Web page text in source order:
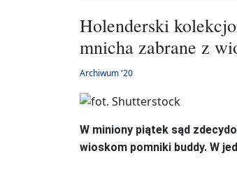
Holenderski
mnicha zabrane z
Archiwum '20
W miniony piątek sąd
wioskom pomniki buddy. W